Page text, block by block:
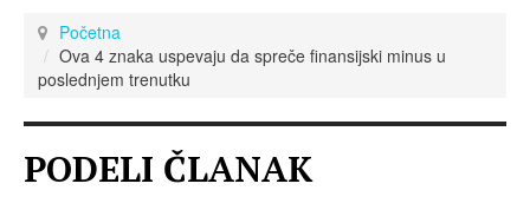
Početna
Ova 4 znaka uspevaju da spreče finansijski minus u
poslednjem trenutku
PODELI ČLANAK